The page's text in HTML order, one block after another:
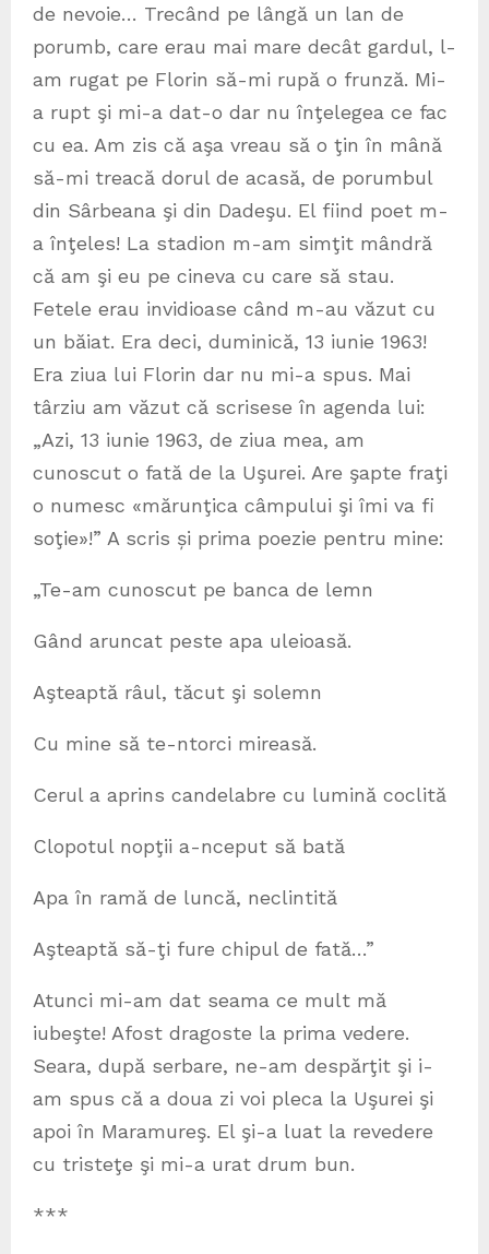
de nevoie… Trecând pe lângă un lan de
porumb, care erau mai mare decât gardul, l-
am rugat pe Florin să-mi rupă o frunză. Mi-
a rupt şi mi-a dat-o dar nu înţelegea ce fac
cu ea. Am zis că aşa vreau să o ţin în mână
să-mi treacă dorul de acasă, de porumbul
din Sârbeana şi din Dadeşu. El fiind poet m-
a înţeles! La stadion m-am simţit mândră
că am şi eu pe cineva cu care să stau.
Fetele erau invidioase când m-au văzut cu
un băiat. Era deci, duminică, 13 iunie 1963!
Era ziua lui Florin dar nu mi-a spus. Mai
târziu am văzut că scrisese în agenda lui:
„Azi, 13 iunie 1963, de ziua mea, am
cunoscut o fată de la Uşurei. Are şapte fraţi
o numesc «mărunţica câmpului şi îmi va fi
soţie»!” A scris și prima poezie pentru mine:
„Te-am cunoscut pe banca de lemn
Gând aruncat peste apa uleioasă.
Aşteaptă râul, tăcut şi solemn
Cu mine să te-ntorci mireasă.
Cerul a aprins candelabre cu lumină coclită
Clopotul nopţii a-nceput să bată
Apa în ramă de luncă, neclintită
Aşteaptă să-ţi fure chipul de fată…”
Atunci mi-am dat seama ce mult mă
iubeşte! Afost dragoste la prima vedere.
Seara, după serbare, ne-am despărţit şi i-
am spus că a doua zi voi pleca la Uşurei şi
apoi în Maramureş. El şi-a luat la revedere
cu tristeţe şi mi-a urat drum bun.
***